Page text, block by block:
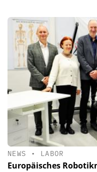
NEWS • LABOR
Europäisches